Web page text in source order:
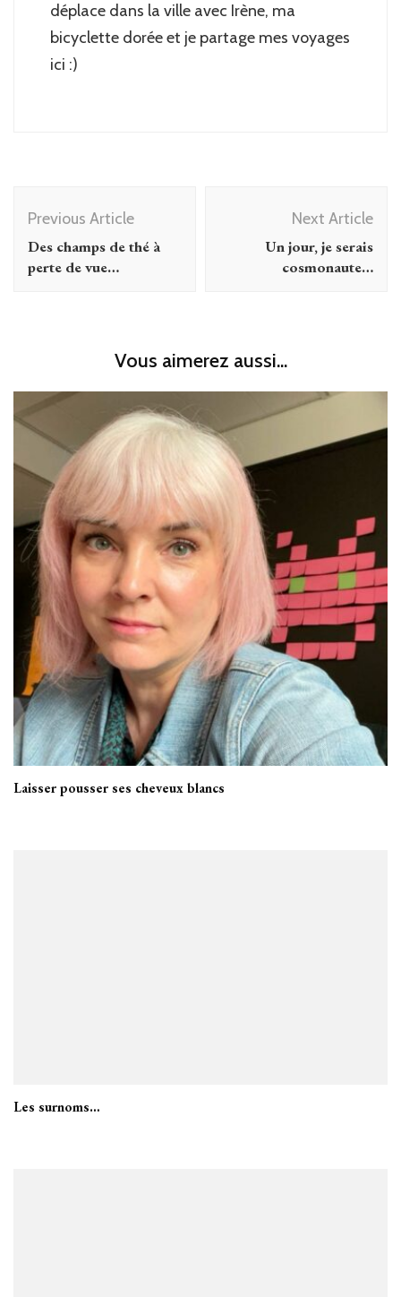
déplace dans la ville avec Irène, ma
bicyclette dorée et je partage mes voyages
ici :)
Navigation
Previous Article
Des champs de thé à
perte de vue…
Next Article
Un jour, je serais
cosmonaute…
Vous aimerez aussi...
Laisser pousser ses cheveux blancs
Les surnoms…